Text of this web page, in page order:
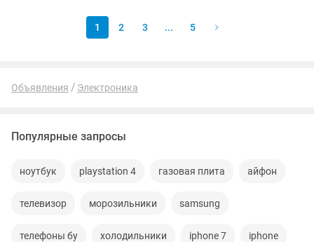
1 2 3 ... 5
Объявления Электроника
Популярные запросы
ноутбук playstation 4 газовая плита айфон
телевизор морозильники samsung
телефоны бу холодильники iphone 7 iphone